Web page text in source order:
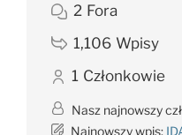
2 Fora
1,106 Wpisy
1 Członkowie
Nasz najnowszy
Najnowszy wpis: